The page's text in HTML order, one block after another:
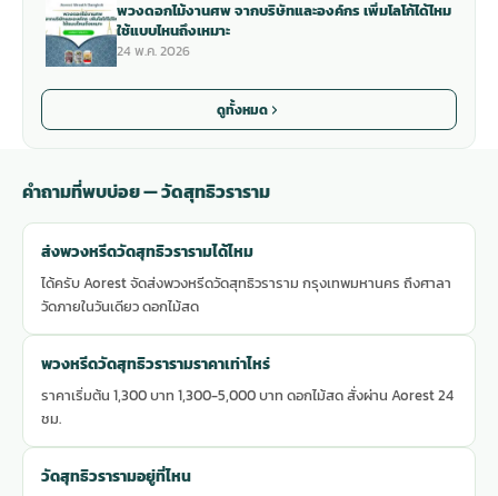
พวงดอกไม้งานศพ จากบริษัทและองค์กร เพิ่มโลโก้ได้ไหม
ใช้แบบไหนถึงเหมาะ
24 พ.ค. 2026
ดูทั้งหมด
คำถามที่พบบ่อย — วัดสุทธิวราราม
ส่งพวงหรีดวัดสุทธิวรารามได้ไหม
ได้ครับ Aorest จัดส่งพวงหรีดวัดสุทธิวราราม กรุงเทพมหานคร ถึงศาลา
วัดภายในวันเดียว ดอกไม้สด
พวงหรีดวัดสุทธิวรารามราคาเท่าไหร่
ราคาเริ่มต้น 1,300 บาท 1,300-5,000 บาท ดอกไม้สด สั่งผ่าน Aorest 24
ชม.
วัดสุทธิวรารามอยู่ที่ไหน